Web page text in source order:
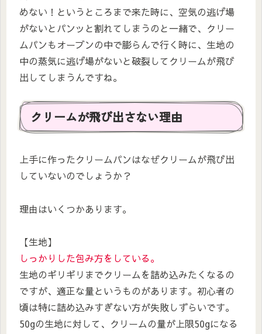
めない！というところまで来た時に、空気の逃げ場
がないとパンッと割れてしまうのと一緒で、クリー
ムパンもオーブンの中で膨らんで行く時に、生地の
中の蒸気に逃げ場がないと破裂してクリームが飛び
出してしまうんですね。
クリームが飛び出さない理由
上手に作ったクリームパンはなぜクリームが飛び出
していないのでしょうか？
理由はいくつかあります。
【生地】
しっかりした包み方をしている。
生地のギリギリまでクリームを詰め込みたくなるの
ですが、適正な量というものがあります。初心者の
頃は特に詰め込みすぎない方が失敗しずらいです。
50gの生地に対して、クリームの量が上限50gになる